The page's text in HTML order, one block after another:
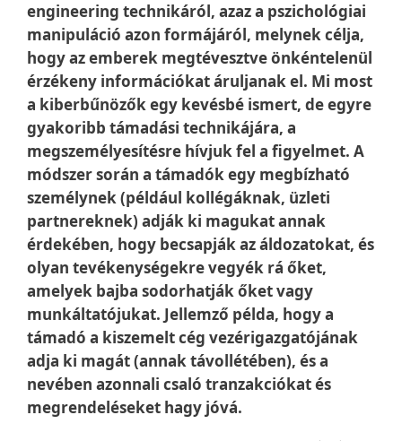
engineering technikáról, azaz a pszichológiai
manipuláció azon formájáról, melynek célja,
hogy az emberek megtévesztve önkéntelenül
érzékeny információkat áruljanak el. Mi most
a kiberbűnözők egy kevésbé ismert, de egyre
gyakoribb támadási technikájára, a
megszemélyesítésre hívjuk fel a figyelmet. A
módszer során a támadók egy megbízható
személynek (például kollégáknak, üzleti
partnereknek) adják ki magukat annak
érdekében, hogy becsapják az áldozatokat, és
olyan tevékenységekre vegyék rá őket,
amelyek bajba sodorhatják őket vagy
munkáltatójukat. Jellemző példa, hogy a
támadó a kiszemelt cég vezérigazgatójának
adja ki magát (annak távollétében), és a
nevében azonnali csaló tranzakciókat és
megrendeléseket hagy jóvá.